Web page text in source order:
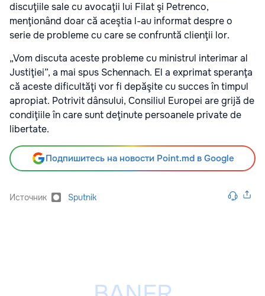
discuţiile sale cu avocaţii lui Filat şi Petrenco,
menţionând doar că aceştia l-au informat despre o
serie de probleme cu care se confruntă clienţii lor.
„Vom discuta aceste probleme cu ministrul interimar al
Justiţiei”, a mai spus Schennach. El a exprimat speranţa
că aceste dificultăţi vor fi depăşite cu succes în timpul
apropiat. Potrivit dânsului, Consiliul Europei are grijă de
condiţiile în care sunt deţinute persoanele private de
libertate.
Подпишитесь на новости Point.md в Google
Источник Sputnik